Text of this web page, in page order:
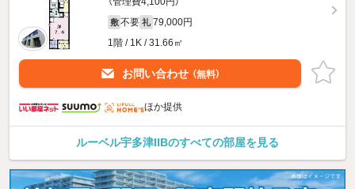
敷 不要 礼 79,000円
1階 / 1K / 31.66㎡
お問い合わせ （無料）
ほか提供
ルーベル宇多津IIBのすべての部屋を見る